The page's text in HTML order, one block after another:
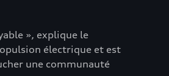
», explique le
électrique et est
une communauté